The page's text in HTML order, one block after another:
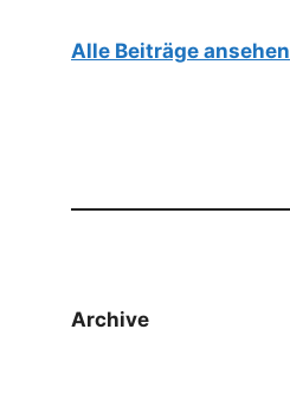
Alle Beiträge ansehen
Archive